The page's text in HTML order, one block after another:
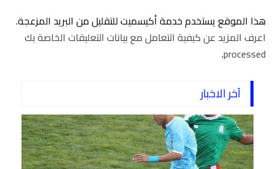
هذا الموقع يستخدم خدمة أكيسميت للتقليل من البريد المزعجة.
اعرف المزيد عن كيفية التعامل مع بيانات التعليقات الخاصة بك
processed
.
آخر الاخبار